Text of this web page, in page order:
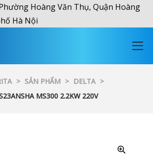
Hoàng Văn Thụ, Quận Hoàng
Hà Nội
> SẢN PHẨM > DELTA >
MS300 2.2KW 220V